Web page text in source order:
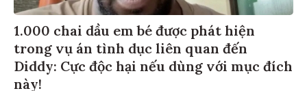
1.000 chai dầu em bé được phát hiện
trong vụ án tình dục liên quan đến
Diddy: Cực độc hại nếu dùng với mục đích
này!